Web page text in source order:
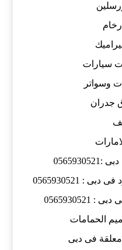
سيارات
وسواتر
جدران
0565930521
الحمامات
فى دبى